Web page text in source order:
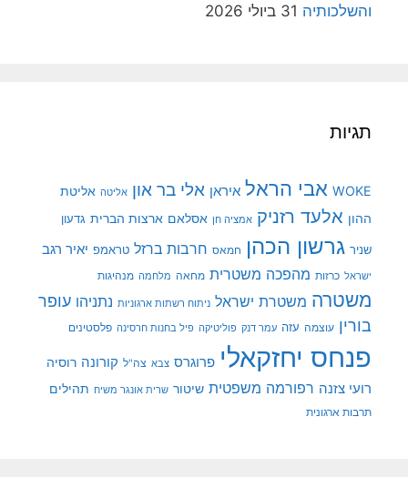
והשלכותיה 31 ביולי 2026
תגיות
WOKE אבי הראל איראן אלי בר און אליטה אליטת
ההון אלעד רזניק אמציה חן אסלאם ארצות הברית גדעון
שניר גרשון הכהן חמאס חרבות ברזל טראמפ יאיר רגב
ישראל כרזות מהפכה משטרית מחאה מלחמה מנהיגות
משטרה משטרת ישראל ניתוח רשתות ארגוניות נתניהו עופר
בורין עוצמה עזה עמר דנק פוליטיקה פיל בחנות חרסינה פלסטינים
פנחס יחזקאלי פרוגרס צבא צה"ל קורונה רוסיה
רועי צזנה רפורמה משפטית שיטור שרית אונגר משיח תהילים
תרבות ארגונית